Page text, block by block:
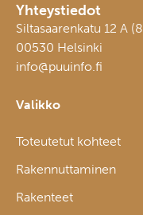
Yhteystiedot
Siltasaarenkatu 12 A
00530 Helsinki
info@puuinfo.fi
Valikko
Toteutetut kohteet
Rakennuttaminen
Rakenteet